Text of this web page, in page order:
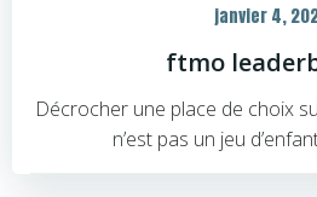
janvier 4,
ftmo
Décrocher une place de choix
n’est pas un jeu